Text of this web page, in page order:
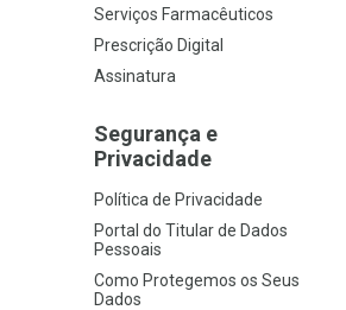
Serviços Farmacêuticos
Prescrição Digital
Assinatura
Segurança e
Privacidade
Política de Privacidade
Portal do Titular de Dados
Pessoais
Como Protegemos os Seus
Dados